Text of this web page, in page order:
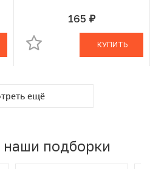
165 руб.В КОРЗИНЕ
КУПИТЬ
ещё
подборки